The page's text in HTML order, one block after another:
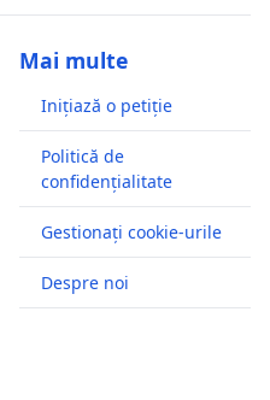
Mai multe
Inițiază o petiție
Politică de
confidențialitate
Gestionați cookie-urile
Despre noi